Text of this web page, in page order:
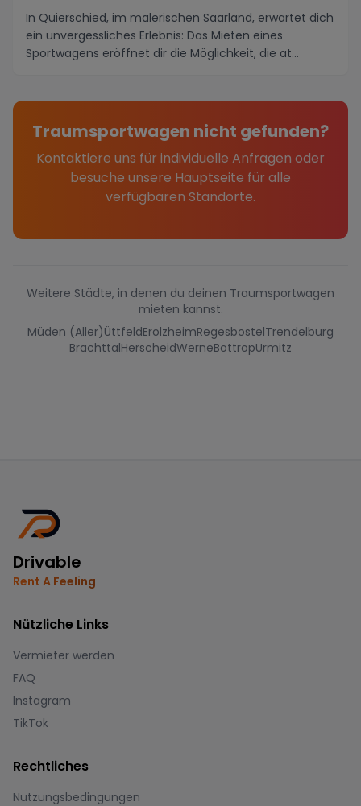
In Quierschied, im malerischen Saarland, erwartet dich
ein unvergessliches Erlebnis: Das Mieten eines
Sportwagens eröffnet dir die Möglichkeit, die at...
Traumsportwagen nicht gefunden?
Kontaktiere uns für individuelle Anfragen oder
besuche unsere Hauptseite für alle
verfügbaren Standorte.
Weitere Städte, in denen du deinen Traumsportwagen
mieten kannst.
Müden (Aller)ÜttfeldErolzheimRegesbostelTrendelburg
BrachttalHerscheidWerneBottropUrmitz
Drivable
Rent A Feeling
Nützliche Links
Vermieter werden
FAQ
Instagram
TikTok
Rechtliches
Nutzungsbedingungen